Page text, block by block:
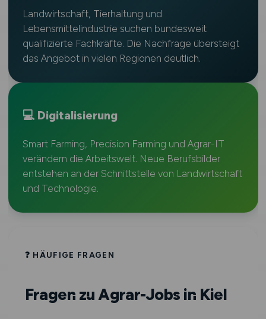
Landwirtschaft, Tierhaltung und
Lebensmittelindustrie suchen bundesweit
qualifizierte Fachkräfte. Die Nachfrage übersteigt
das Angebot in vielen Regionen deutlich.
💻 Digitalisierung
Smart Farming, Precision Farming und Agrar-IT
verändern die Arbeitswelt. Neue Berufsbilder
entstehen an der Schnittstelle von Landwirtschaft
und Technologie.
❓ HÄUFIGE FRAGEN
Fragen zu Agrar-Jobs in Kiel